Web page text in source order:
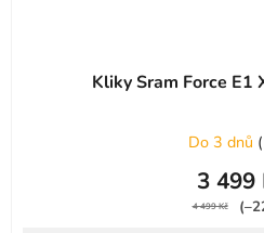
Kliky Sram Force E1
Do 3 dnů (
3 499
4 499 Kč